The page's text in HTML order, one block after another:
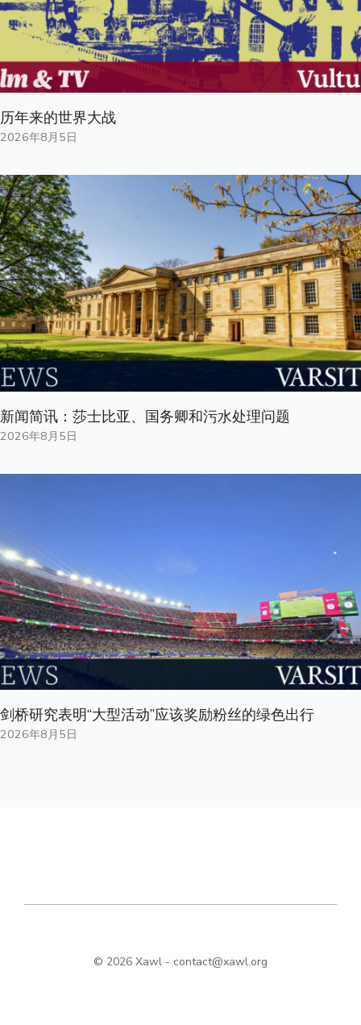
历年来的世界大战
2026年8月5日
新闻简讯：莎士比亚、国务卿和污水处理问题
2026年8月5日
剑桥研究表明“大型活动”应该奖励粉丝的绿色出行
2026年8月5日
© 2026 Xawl - contact@xawl.org